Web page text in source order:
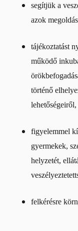
segítjük a
azok
tájékoztatást
működő
történő
figyelemmel
gyermekek,
helyzetét,
felkérésre